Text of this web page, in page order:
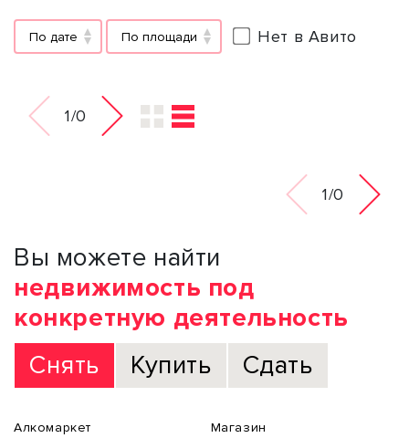
По дате По площади Нет в Авито
1/0
1/0
Вы можете найти
недвижимость под
конкретную деятельность
Снять
Купить Сдать
Алкомаркет
Магазин